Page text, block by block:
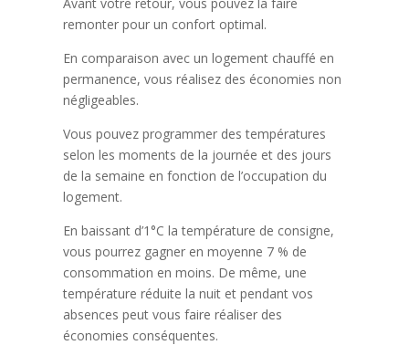
remonter pour un confort optimal.
En comparaison avec un logement chauffé en
permanence, vous réalisez des économies non
négligeables.
Vous pouvez programmer des températures
selon les moments de la journée et des jours
de la semaine en fonction de l’occupation du
logement.
En baissant d’1°C la température de consigne,
vous pourrez gagner en moyenne 7 % de
consommation en moins. De même, une
température réduite la nuit et pendant vos
absences peut vous faire réaliser des
économies conséquentes.